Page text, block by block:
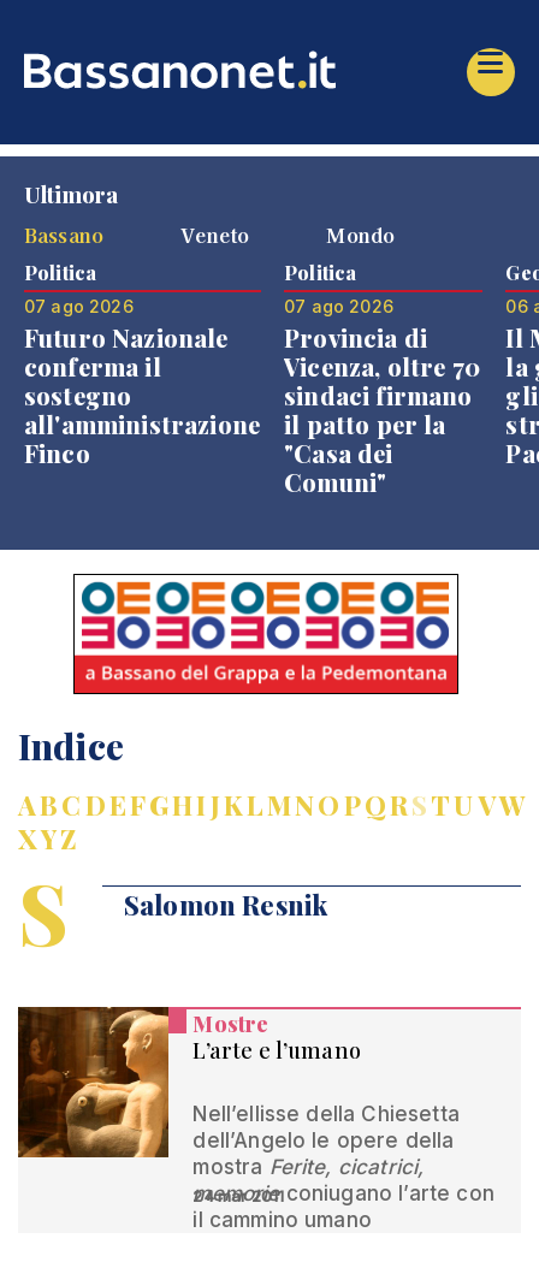
Ultimora
Bassano
Veneto Mondo
Politica
07 ago 2026
Futuro Nazionale
conferma il
sostegno
all'amministrazione
Finco
Politica
07 ago 2026
Provincia di
Vicenza, oltre 70
sindaci firmano
il patto per la
"Casa dei
Comuni"
06
Il
la
Indice
ABCDEFGHIJKLMNOPQRSTUVW
XYZ
S Salomon Resnik
Mostre
L’arte e l’umano
Nell’ellisse della Chiesetta
dell’Angelo le opere della
mostra Ferite, cicatrici,
memorieconiugano l’arte con
il cammino umano
24 mar 2011